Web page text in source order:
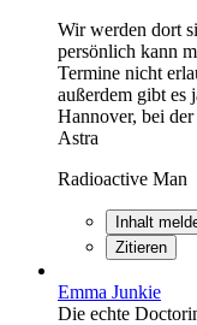
Wir werden dort
persönlich kann
Termine nicht
außerdem gibt es
Hannover, bei
Astra
Radioactive Man
Inhalt
Zitieren
Emma Junkie
Die echte